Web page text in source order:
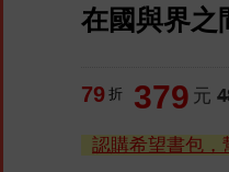
在國與界之
79 折 379 元
認購希望書包，